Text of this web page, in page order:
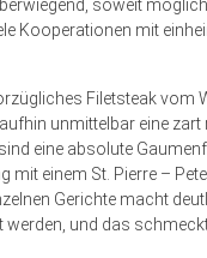
soweit
Kooperationen mit
Filetsteak vom
unmittelbar eine
eine absolute
mit einem St. Pierre –
Gerichte macht
werden, und das